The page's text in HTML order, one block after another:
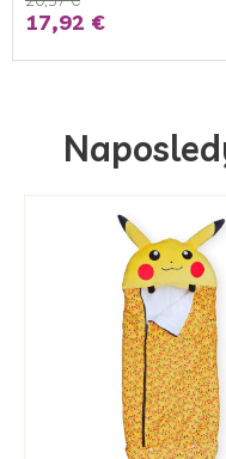
17,92 €